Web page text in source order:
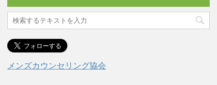
メンズカウンセリング協会